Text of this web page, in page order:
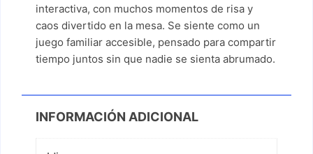
interactiva, con muchos momentos de risa y
caos divertido en la mesa. Se siente como un
juego familiar accesible, pensado para compartir
tiempo juntos sin que nadie se sienta abrumado.
INFORMACIÓN ADICIONAL